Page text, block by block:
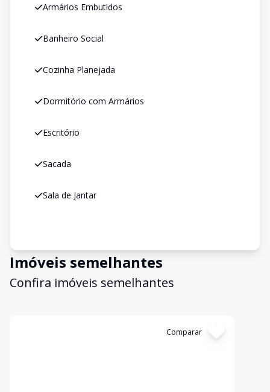
Armários Embutidos
Banheiro Social
Cozinha Planejada
Dormitório com Armários
Escritório
Sacada
Sala de Jantar
Imóveis semelhantes
Confira imóveis semelhantes
Comparar